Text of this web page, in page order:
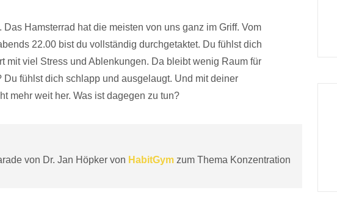
Das Hamsterrad hat die meisten von uns ganz im Griff. Vom
22.00 bist du vollständig durchgetaktet. Du fühlst dich
mit viel Stress und Ablenkungen. Da bleibt wenig Raum für
Du fühlst dich schlapp und ausgelaugt. Und mit deiner
mehr weit her. Was ist dagegen zu tun?
von Dr. Jan Höpker von HabitGym zum Thema Konzentration